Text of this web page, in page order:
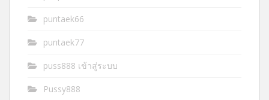
puntaek66
puntaek77
puss888 เข้าสู่ระบบ
Pussy888